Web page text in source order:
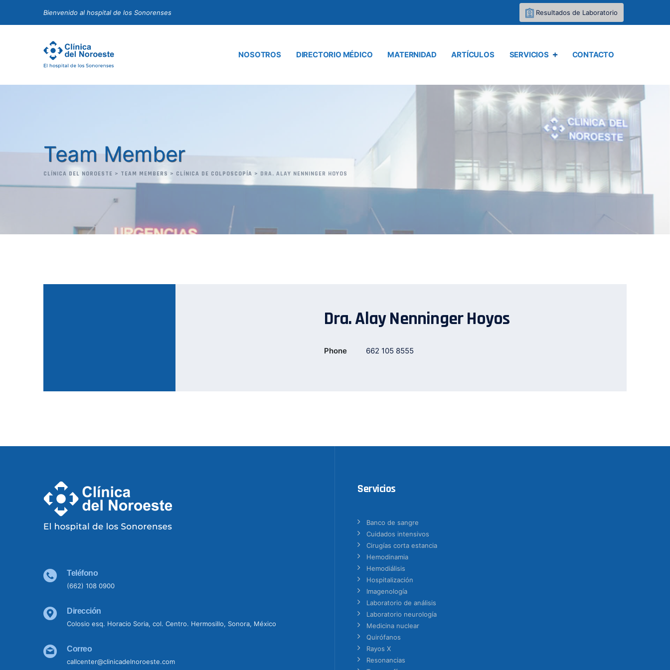
Bienvenido al hospital de los Sonorenses Resultados de Laboratorio
NOSOTROS DIRECTORIO MÉDICO MATERNIDAD ARTÍCULOS SERVICIOS CONTACTO
Team Member
CLÍNICA DEL NOROESTE > TEAM MEMBERS > CLÍNICA DE COLPOSCOPÍA > DRA. ALAY NENNINGER HOYOS
Dra. Alay Nenninger Hoyos
Phone 662 105 8555
Teléfono
(662) 108 0900
Dirección
Colosio esq. Horacio Soria, col. Centro. Hermosillo, Sonora, México
Correo
callcenter@clinicadelnoroeste.com
Servicios
Banco de sangre
Cuidados intensivos
Cirugías corta estancia
Hemodinamia
Hemodiálisis
Hospitalización
Imagenología
Laboratorio de análisis
Laboratorio neurología
Medicina nuclear
Quirófanos
Rayos X
Resonancias